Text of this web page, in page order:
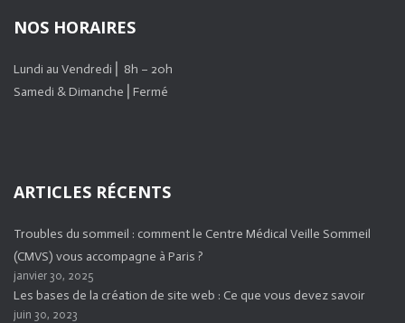
NOS HORAIRES
Lundi au Vendredi ⎜ 8h – 20h
Samedi & Dimanche ⎜Fermé
ARTICLES RÉCENTS
Troubles du sommeil : comment le Centre Médical Veille Sommeil
(CMVS) vous accompagne à Paris ?
janvier 30, 2025
Les bases de la création de site web : Ce que vous devez savoir
juin 30, 2023